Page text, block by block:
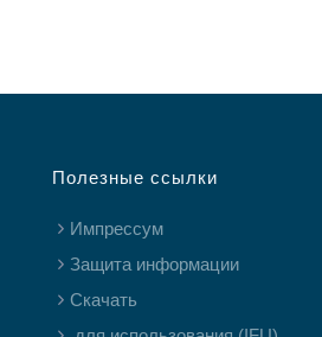
Полезные ссылки
Импрессум
Защита информации
Скачать